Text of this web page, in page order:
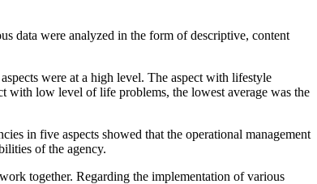
data were analyzed in the form of descriptive, content
were at a high level. The aspect with lifestyle
with low level of life problems, the lowest average was the
in five aspects showed that the operational management
of the agency.
together. Regarding the implementation of various